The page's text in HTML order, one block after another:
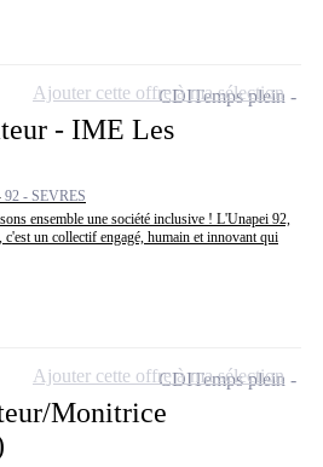
- IME Les
92 - SEVRES
ensemble une société inclusive ! L'Unapei 92,
c'est un collectif engagé, humain et innovant qui
CDITemps plein
Ajouter cette offre à ma sélection
Monitrice
CDITemps plein
Ajouter cette offre à ma sélection